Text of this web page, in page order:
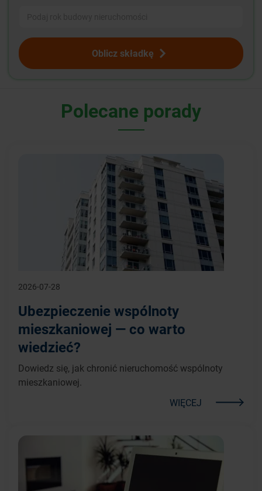
Oblicz składkę
Polecane porady
2026-07-28
Ubezpieczenie wspólnoty
mieszkaniowej — co warto
wiedzieć?
Dowiedz się, jak chronić nieruchomość wspólnoty
mieszkaniowej.
WIĘCEJ